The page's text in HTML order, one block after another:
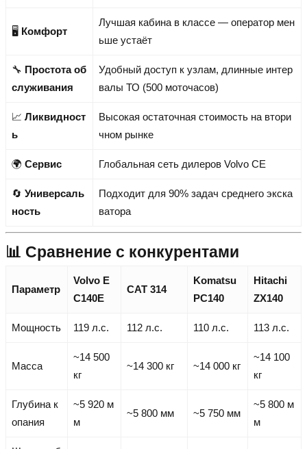
🖥️ Комфорт
Лучшая кабина в классе — оператор мен
ьше устаёт
🔧 Простота об
служивания
Удобный доступ к узлам, длинные интер
валы ТО (500 моточасов)
📈 Ликвидност
ь
Высокая остаточная стоимость на втори
чном рынке
🌍 Сервис Глобальная сеть дилеров Volvo CE
🔄 Универсаль
ность
Подходит для 90% задач среднего экска
ватора
📊 Сравнение с конкурентами
Параметр
Volvo E
C140E
CAT 314
Komatsu
PC140
Hitachi
ZX140
Мощность 119 л.с. 112 л.с. 110 л.с. 113 л.с.
Масса
~14 500
кг
~14 300 кг ~14 000 кг
~14 100
кг
Глубина к
опания
~5 920 м
м
~5 800 мм ~5 750 мм
~5 800 м
м